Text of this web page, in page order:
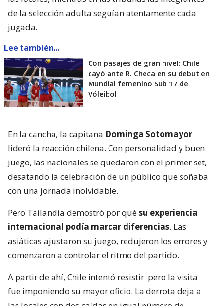
de la selección adulta seguían atentamente cada
jugada.
Lee también...
Con pasajes de gran nivel: Chile
cayó ante R. Checa en su debut en
Mundial femenino Sub 17 de
Vóleibol
En la cancha, la capitana Dominga Sotomayor
lideró la reacción chilena. Con personalidad y buen
juego, las nacionales se quedaron con el primer set,
desatando la celebración de un público que soñaba
con una jornada inolvidable.
Pero Tailandia demostró por quésu experiencia
internacional podía marcar diferencias. Las
asiáticas ajustaron su juego, redujeron los errores y
comenzaron a controlar el ritmo del partido.
A partir de ahí, Chile intentó resistir, pero la visita
fue imponiendo su mayor oficio. La derrota deja a